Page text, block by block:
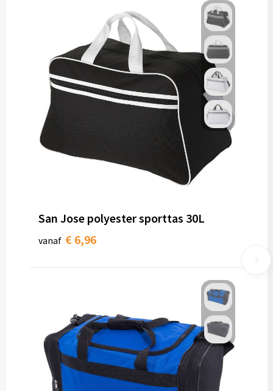
San Jose polyester sporttas 30L
vanaf € 6,96